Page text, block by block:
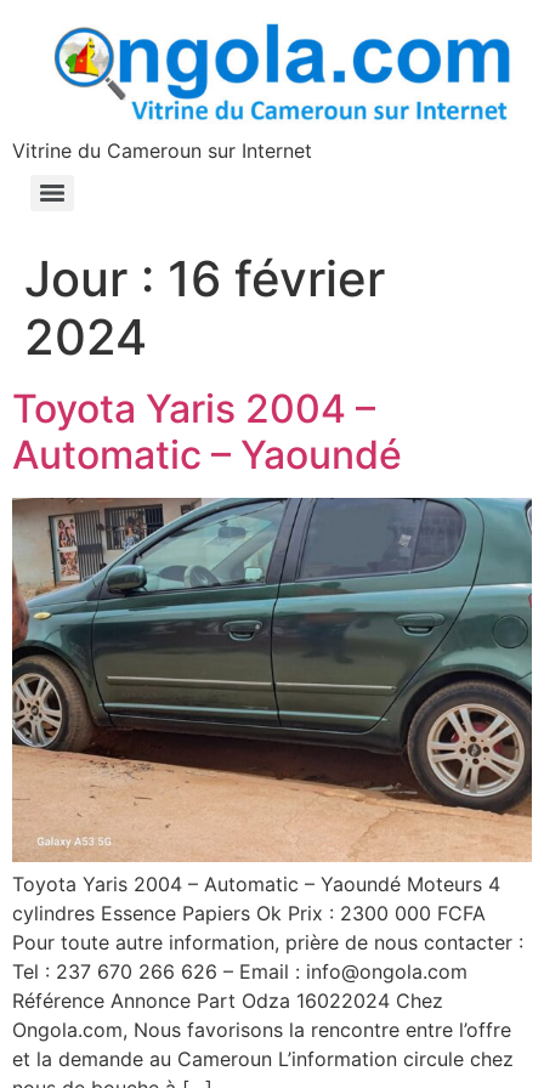
principal
Vitrine du Cameroun sur Internet
Jour : 16 février
2024
Toyota Yaris 2004 –
Automatic – Yaoundé
Toyota Yaris 2004 – Automatic – Yaoundé Moteurs 4
cylindres Essence Papiers Ok Prix : 2300 000 FCFA
Pour toute autre information, prière de nous contacter :
Tel : 237 670 266 626 – Email : info@ongola.com
Référence Annonce Part Odza 16022024 Chez
Ongola.com, Nous favorisons la rencontre entre l’offre
et la demande au Cameroun L’information circule chez